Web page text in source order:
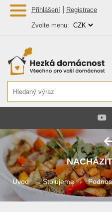
Přihlášení Registrace
Zvolte menu:
Úvod Stolujeme
Stojan sklen...